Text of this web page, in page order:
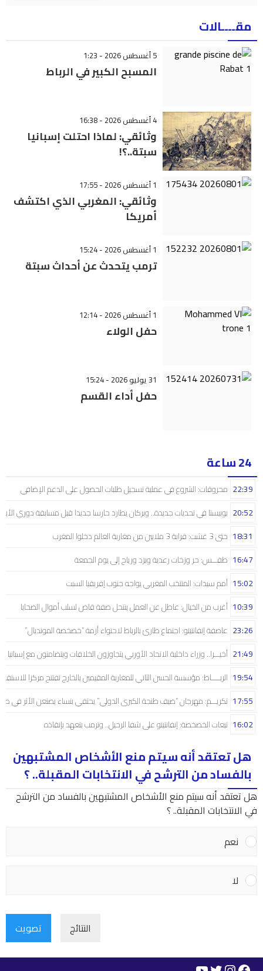
مقــــالات
5 أغسطس 2026 - 1:23
المسبح الكبير في الرباط
4 أغسطس 2026 - 16:38
وثائقي: لماذا احتلت إسبانيا
سبتة..؟!
1 أغسطس 2026 - 17:55
وثائقي: المغربي الذي اكتشف
أمريكا
1 أغسطس 2026 - 15:24
ترمب يتحدث عن أحداث سبتة
1 أغسطس 2026 - 12:14
حفل الولاء
31 يوليو 2026 - 15:24
حفل أداء القسم
24 ساعة
محروقات: الشروع في عملية تسجيل طلبات الحصول على الدعم الإضافي 22:39
بوبيستا في تحديات جديدة.. وبركان يطارد حارسا جديدا قبل مسابقة دوري 20:52
حتى 3 غشت: قرابة 3 ملايين من مغاربة العالم دخلوا المغرب 18:31
طقـــس: حر وزخات رعدية وبرَد ورياح إلى يوم الجمعة 16:47
أمم سيدات: المنتخب المغربي يواجه جنوب إفريقيا السبت 15:02
أغرب من الخيال: عاطل عن العمل ينتحل صفة قاض لسلب أموال الضحايا 10:39
عاصفة إنفانتينو: اجتماع طارئ بالرباط لاحتواء أزمة “خصخصة المونديال” 23:26
أخيـــرا.. وزراء داخلية الاتحاد الأوربي يتجاوزون الخلافات ويتضامنون مع إسبانيا 21:49
الربـــــاط: مؤسسة الحسن الثاني للمغاربة المقيمين بالخارج تفتتح مركزا 19:54
تكريـــم: مهرجان “صيف طنجة الكبرى الدولي” يحتفي بنساء يصنعن الأثر في 17:55
تبعات الخصخصة: إنفانتينو على شفا الرحيل.. وترمب يتعهد بإنقاذه 16:02
هل تعتقد أنه سيتم منع الأشخاص المشتبهين
بالفساد من الترشح في الانتخابات المقبلة.. ؟
هل تعتقد أنه سيتم منع الأشخاص المشتبهين بالفساد من الترشح
في الانتخابات المقبلة.. ؟
نعم
لا
النتائج تصويت